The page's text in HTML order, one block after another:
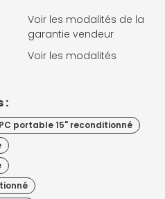
Voir les modalités de la
garantie vendeur
Voir les modalités
:
PC portable 15" reconditionné